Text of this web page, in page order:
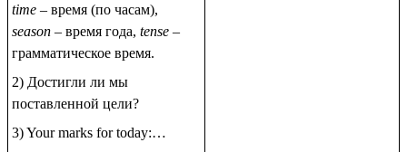
time – время (пo часам),
season– время года, tense–
грамматическое время.
2) Достигли ли мы
поставленной цели?
3) Your marks for today:…